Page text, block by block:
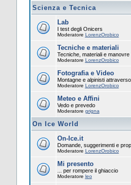
Scienza e Tecnica
Lab
I test degli Onicers
Moderatore LorenzOrobico
Tecniche e materiali
Tecniche, materiali e manovre
Moderatore LorenzOrobico
Fotografia e Video
Montagne e alpinisti
Moderatore LorenzOrobico
Meteo e Affini
Vedo e prevedo
Moderatore grigna
On Ice World
On-Ice.it
Domande, suggerimenti e
Moderatore LorenzOrobico
Mi presento
... per rompere il ghiaccio
Moderatore leo